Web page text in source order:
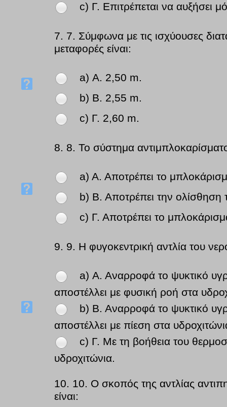
c) Γ. Επιτρέπεται να αυξήσει
7. 7. Σύμφωνα με τις ισχύουσες
μεταφορές είναι:
a) Α. 2,50 m.
b) Β. 2,55 m.
c) Γ. 2,60 m.
8. 8. Το σύστημα
a) Α. Αποτρέπει το
b) Β. Αποτρέπει την ολίσθηση
c) Γ. Αποτρέπει το
9. 9. Η φυγοκεντρική αντλία του
a) Α. Αναρροφά το ψυκτικό
αποστέλλει με φυσική ροή στα
b) Β. Αναρροφά το ψυκτικό
αποστέλλει με πίεση στα
c) Γ. Με τη βοήθεια του
υδροχιτώνια.
10. 10. Ο σκοπός της αντλίας
είναι: